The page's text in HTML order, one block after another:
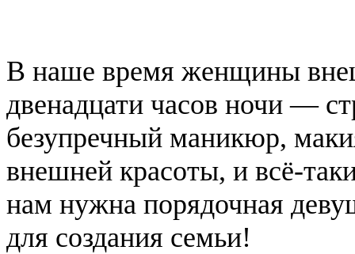
В наше время женщины
двенадцати часов ночи —
безупречный маникюр,
внешней красоты, и всё-
нам нужна порядочная
для создания семьи!